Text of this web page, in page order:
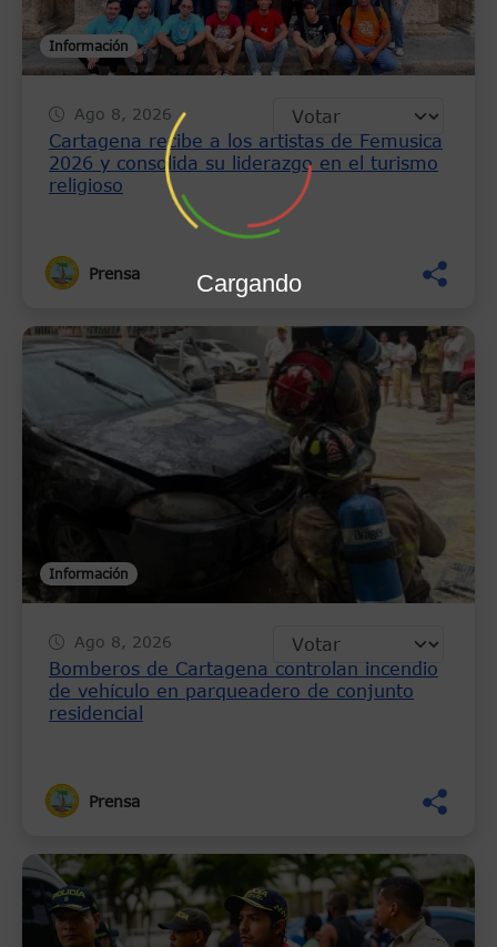
Información
Ago 8, 2026
Cartagena recibe a los artistas de Femusica
2026 y consolida su liderazgo en el turismo
religioso
Prensa
Información
Ago 8, 2026
Bomberos de Cartagena controlan incendio
de vehículo en parqueadero de conjunto
residencial
Prensa
Cargando